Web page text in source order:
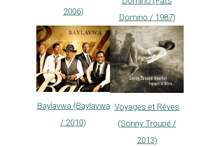
2006)
Domino / 1987)
Baylavwa (Baylavwa
/ 2010)
Voyages et Rêves
(Sonny Troupé /
2013)